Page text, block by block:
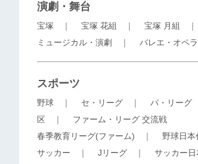
演劇・舞台
宝塚 ｜ 宝塚 花組 ｜ 宝塚 月組
ミュージカル・演劇
｜ バレエ・オペラ
スポーツ
野球 ｜ セ・リーグ ｜ パ・リーグ
区 ｜ ファーム・リーグ 交流戦
春季教育リーグ(ファーム) ｜ 野球日
サッカー ｜ Jリーグ ｜ サッカー